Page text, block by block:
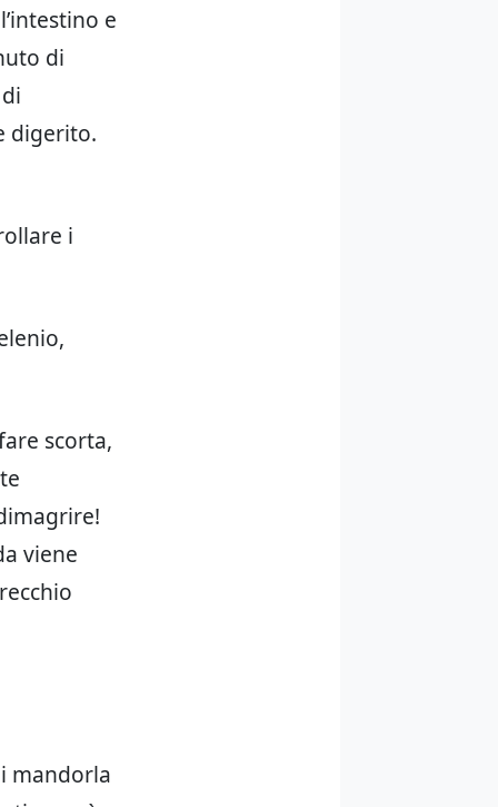
e
di
digerito.
i
scorta,
viene
mandorla